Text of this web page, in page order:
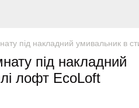
під накладний умивальник в
під накладний
лофт EcoLoft